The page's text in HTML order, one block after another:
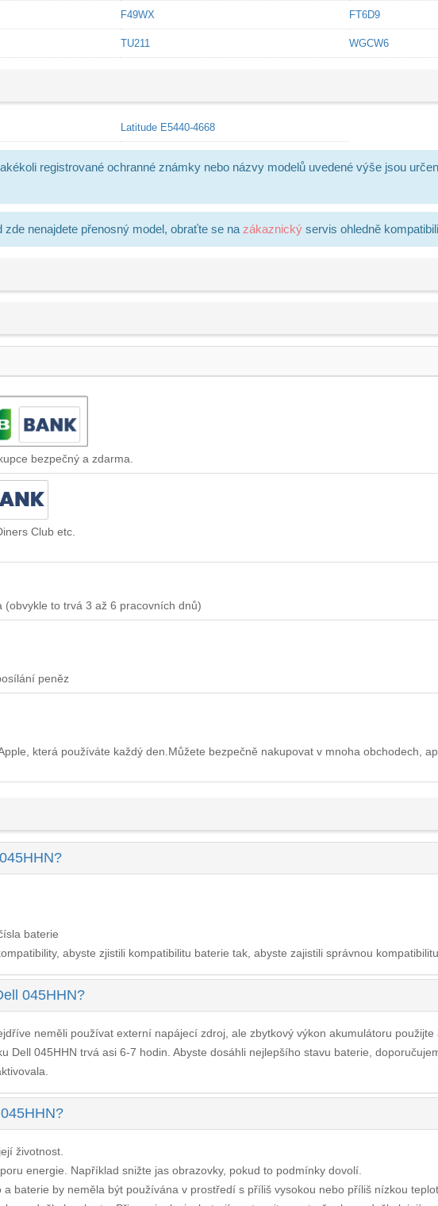
F49WX FT6D9
TU211 WGCW6
Latitude E5440-4668
registrované ochranné známky nebo názvy modelů uvedené výše jsou
nenajdete přenosný model, obraťte se na zákaznický servis ohledně
bezpečný a zdarma.
Club etc.
to trvá 3 až 6 pracovních dnů)
peněz
která používáte každý den.Můžete bezpečně nakupovat v mnoha obchodech,
baterie
abyste zjistili kompatibilitu baterie tak, abyste zajistili správnou
045HHN?
neměli používat externí napájecí zdroj, ale zbytkový výkon akumulátoru
Dell 045HHN trvá asi 6-7 hodin. Abyste dosáhli nejlepšího stavu baterie,
životnost.
energie. Například snižte jas obrazovky, pokud to podmínky dovolí.
baterie by neměla být používána v prostředí s příliš vysokou nebo příliš nízkou